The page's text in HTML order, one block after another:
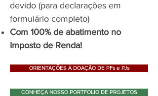
devido (para declarações em
formulário completo)
Com 100% de abatimento no
Imposto de Renda!
ORIENTAÇÕES À DOAÇÃO DE PFs e PJs
CONHEÇA NOSSO PORTFOLIO DE PROJETOS